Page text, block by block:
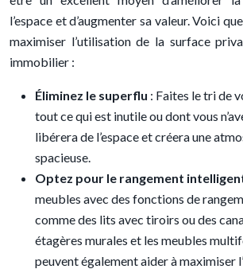
l’espace et d’augmenter sa valeur. Voici
maximiser l’utilisation de la surface
immobilier :
Éliminez le superflu : Faites le tri de
tout ce qui est inutile ou dont vous
libérera de l’espace et créera une
spacieuse.
Optez pour le rangement
meubles avec des fonctions de
comme des lits avec tiroirs ou des
étagères murales et les meubles
peuvent également aider à maximiser